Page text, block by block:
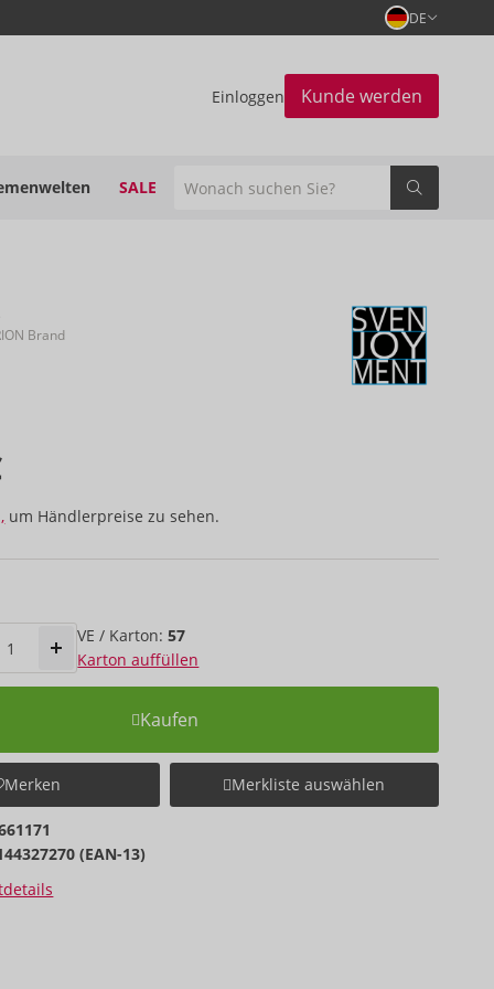
DE
Einloggen Kunde werden
SALE
Brand
um Händlerpreise zu sehen.
VE / Karton:57
Karton auffüllen
Kaufen
Merken Merkliste auswählen
(EAN-13)